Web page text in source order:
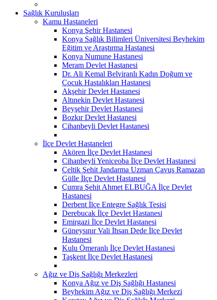
Sağlık Kuruluşları
Kamu Hastaneleri
Konya Şehir Hastanesi
Konya Sağlık Bilimleri Üniversitesi Beyhekim
Eğitim ve Araştırma Hastanesi
Konya Numune Hastanesi
Meram Devlet Hastanesi
Dr. Ali Kemal Belviranlı Kadın Doğum ve
Çocuk Hastalıkları Hastanesi
Akşehir Devlet Hastanesi
Altınekin Devlet Hastanesi
Beyşehir Devlet Hastanesi
Bozkır Devlet Hastanesi
Cihanbeyli Devlet Hastanesi
İlçe Devlet Hastaneleri
Akören İlçe Devlet Hastanesi
Cihanbeyli Yeniceoba İlçe Devlet Hastanesi
Çeltik Şehit Jandarma Uzman Çavuş Ramazan
Gülle İlçe Devlet Hastanesi
Çumra Şehit Ahmet ELBUĞA İlçe Devlet
Hastanesi
Derbent İlçe Entegre Sağlık Tesisi
Derebucak İlçe Devlet Hastanesi
Emirgazi İlçe Devlet Hastanesi
Güneysınır Vali İhsan Dede İlçe Devlet
Hastanesi
Kulu Ömeranlı İlçe Devlet Hastanesi
Taşkent İlçe Devlet Hastanesi
Ağız ve Diş Sağlığı Merkezleri
Konya Ağız ve Diş Sağlığı Hastanesi
Beyhekim Ağız ve Diş Sağlığı Merkezi